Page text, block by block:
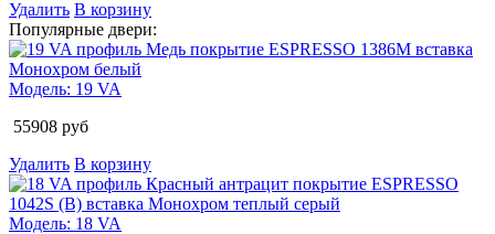
Удалить В корзину
Популярные двери:
Модель: 19 VA
55908 руб
Удалить В корзину
Модель: 18 VA